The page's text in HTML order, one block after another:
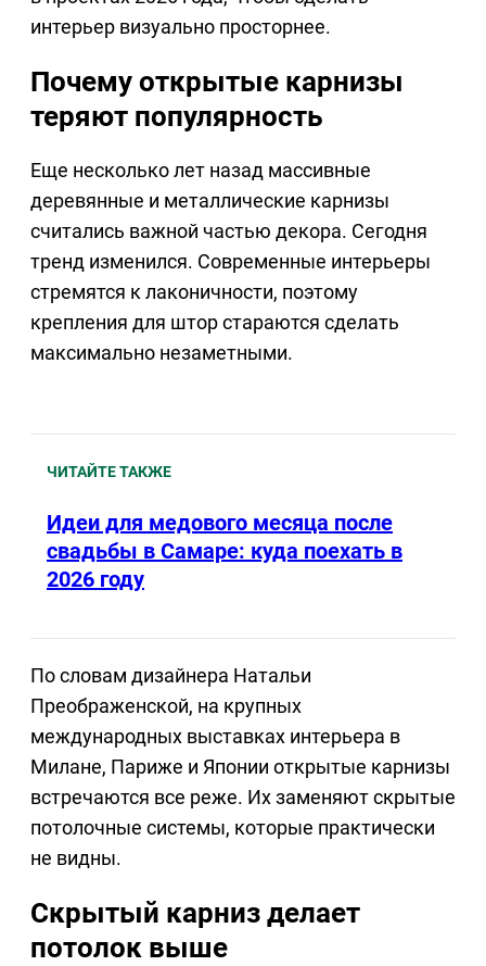
интерьер визуально просторнее.
Почему открытые карнизы
теряют популярность
Еще несколько лет назад массивные
деревянные и металлические карнизы
считались важной частью декора. Сегодня
тренд изменился. Современные интерьеры
стремятся к лаконичности, поэтому
крепления для штор стараются сделать
максимально незаметными.
ЧИТАЙТЕ ТАКЖЕ
Идеи для медового месяца после
свадьбы в Самаре: куда поехать в
2026 году
По словам дизайнера Натальи
Преображенской, на крупных
международных выставках интерьера в
Милане, Париже и Японии открытые карнизы
встречаются все реже. Их заменяют скрытые
потолочные системы, которые практически
не видны.
Скрытый карниз делает
потолок выше